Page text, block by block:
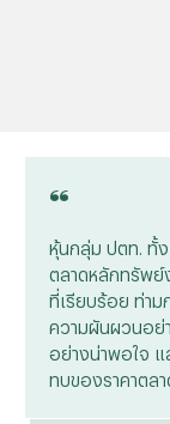
“
หุ้นกลุ่ม ปตท. ทั้
ตลาดหลักทรัพย์
ที่เรียบร้อย ท่าม
ความผันผวนอย่
อย่างน่าพอใจ
ทบของราคาตล